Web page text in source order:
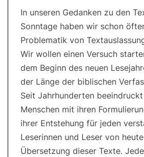
In unseren Gedanken zu den
Sonntage haben wir schon
Problematik von
Wir wollen einen Versuch
dem Beginn des neuen
der Länge der biblischen
Seit Jahrhunderten
Menschen mit ihren
ihrer Entstehung für jeden
Leserinnen und Leser von
Übersetzung dieser Texte.